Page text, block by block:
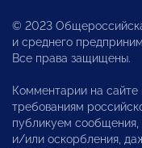
© 2023
и среднего
Все права защищены.
Комментарии на
требованиям
публикуем
и/или оскорбления,